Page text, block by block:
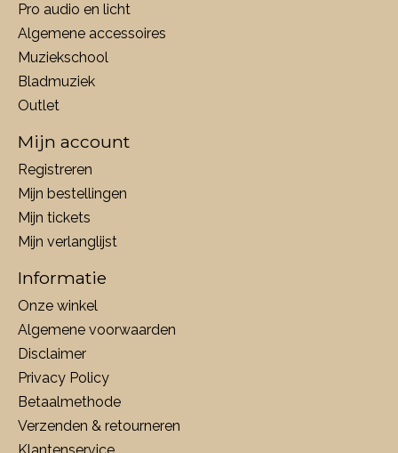
Pro audio en licht
Algemene accessoires
Muziekschool
Bladmuziek
Outlet
Mijn account
Registreren
Mijn bestellingen
Mijn tickets
Mijn verlanglijst
Informatie
Onze winkel
Algemene voorwaarden
Disclaimer
Privacy Policy
Betaalmethode
Verzenden & retourneren
Klantenservice